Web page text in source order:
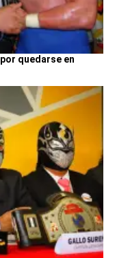
quedarse en